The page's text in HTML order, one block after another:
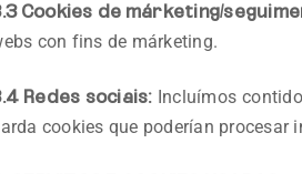
Cookies de márketing/
con fins de márketing.
Redes sociais:Incluímos contido
cookies que poderían